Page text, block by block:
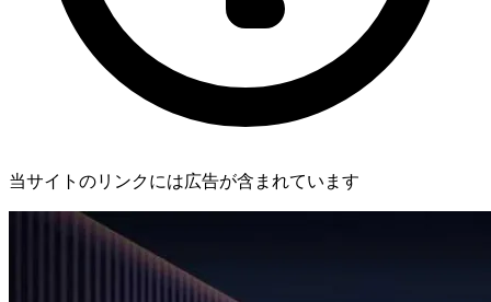
当サイトのリンクには広告が含まれています